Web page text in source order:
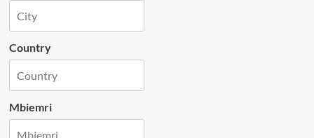
Country
Mbiemri